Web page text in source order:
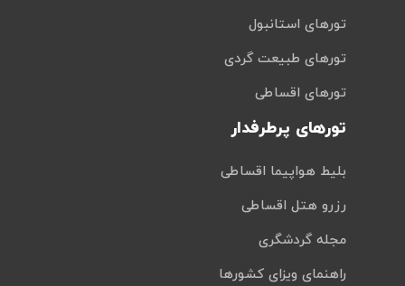
تورهای استانبول
تورهای طبیعت گردی
تورهای اقساطی
تورهای پرطرفدار
بلیط هواپیما اقساطی
رزرو هتل اقساطی
مجله گردشگری
راهنمای ویزای کشورها